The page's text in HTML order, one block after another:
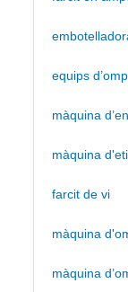
equips
màquina
màquina
farcit de vi
màquina
màquina